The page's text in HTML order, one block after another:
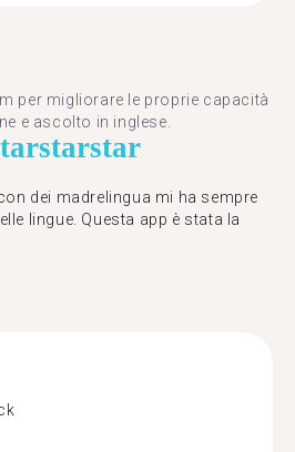
per migliorare le proprie capacità
e ascolto in inglese.
starstar
dei madrelingua mi ha sempre
lingue. Questa app è stata la